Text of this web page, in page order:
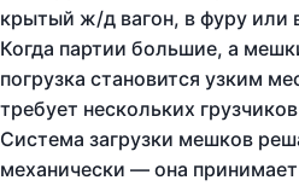
крытый ж/д вагон, в фуру или
Когда партии большие, а
погрузка становится узким
требует нескольких
Система загрузки мешков
механически — она